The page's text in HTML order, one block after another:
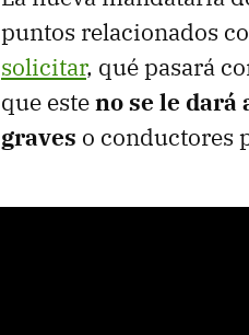
puntos relacionados
solicitar, qué pasará
que esteno se le dará
graves o conductores